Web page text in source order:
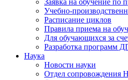
Заявка на обучение
Учебно-
Расписание циклов
Правила приема на
Для обучающихся за
Разработка программ
Наука
Новости науки
Отдел сопровождения